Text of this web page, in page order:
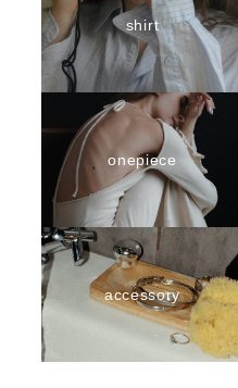
shirt
onepiece
accessory